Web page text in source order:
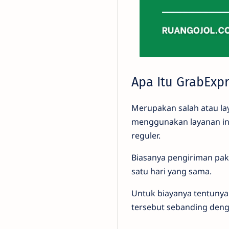
Apa Itu
Merupakan salah atau
menggunakan layanan
reguler.
Biasanya pengiriman
satu hari yang sama.
Untuk biayanya
tersebut sebanding